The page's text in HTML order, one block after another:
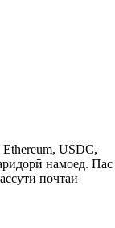
USDC,
намоед. Пас
почтаи